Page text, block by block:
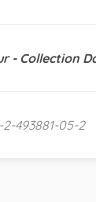
- Collection
493881-05-2